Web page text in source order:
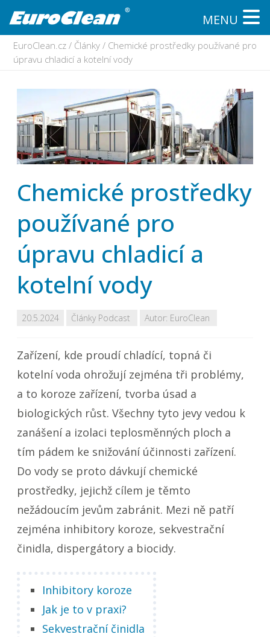
MENU
EuroClean.cz / Články / Chemické prostředky používané pro
úpravu chladicí a kotelní vody
Chemické prostředky
používané pro
úpravu chladicí a
kotelní vody
20.5.2024 Články Podcast Autor: EuroClean
Zařízení, kde proudí chladící, topná či
kotelní voda ohrožují zejména tři problémy,
a to koroze zařízení, tvorba úsad a
biologických růst. Všechny tyto jevy vedou k
zanášení a izolaci teplosměnných ploch a
tím pádem ke snižování účinnosti zařízení.
Do vody se proto dávkují chemické
prostředky, jejichž cílem je těmto
nežádoucím jevům zabránit. Mezi ně patří
zejména inhibitory koroze, sekvestrační
činidla, dispergátory a biocidy.
Inhibitory koroze
Jak je to v praxi?
Sekvestrační činidla